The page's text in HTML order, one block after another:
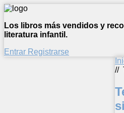
Los libros más vendidos y
literatura infantil.
Entrar Registrarse
//